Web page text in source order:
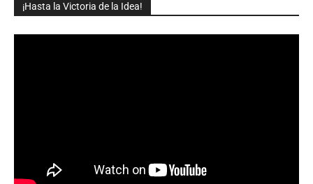
¡Hasta la Victoria de la Idea!